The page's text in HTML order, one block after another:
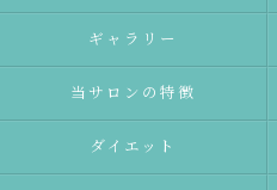
ギャラリー
当サロンの特徴
ダイエット